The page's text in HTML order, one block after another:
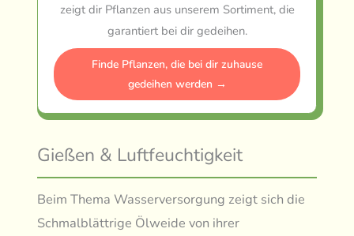
zeigt dir Pflanzen aus unserem Sortiment, die
garantiert bei dir gedeihen.
Finde Pflanzen, die bei dir zuhause
gedeihen werden →
Gießen & Luftfeuchtigkeit
Beim Thema Wasserversorgung zeigt sich die
Schmalblättrige Ölweide von ihrer